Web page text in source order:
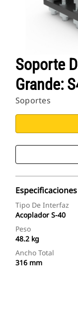
Soporte
Grande:
Soportes
Tipo De Interfaz
Acoplador S-40
Peso
48.2 kg
Ancho Total
316 mm